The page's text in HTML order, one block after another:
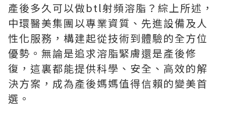
產後多久可以做btl射頻溶脂？綜上所述，
中環醫美集團以專業資質、先進設備及人
性化服務，構建起從技術到體驗的全方位
優勢。無論是追求溶脂緊膚還是產後修
復，這裏都能提供科學、安全、高效的解
決方案，成為產後媽媽值得信賴的變美首
選。